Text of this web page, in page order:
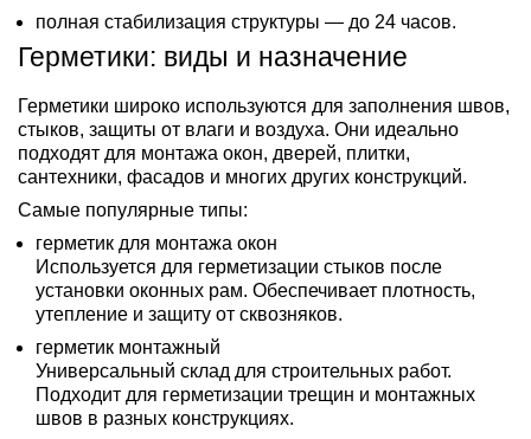
полная стабилизация структуры — до 24 часов.
Герметики: виды и назначение
Герметики широко используются для заполнения швов,
стыков, защиты от влаги и воздуха. Они идеально
подходят для монтажа окон, дверей, плитки,
сантехники, фасадов и многих других конструкций.
Самые популярные типы:
герметик для монтажа окон
Используется для герметизации стыков после
установки оконных рам. Обеспечивает плотность,
утепление и защиту от сквозняков.
герметик монтажный
Универсальный склад для строительных работ.
Подходит для герметизации трещин и монтажных
швов в разных конструкциях.